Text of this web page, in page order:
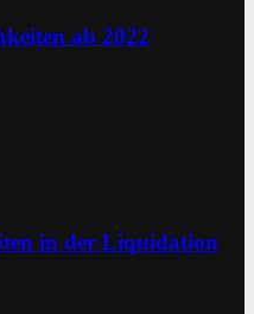
ab 2022
in der Liquidation